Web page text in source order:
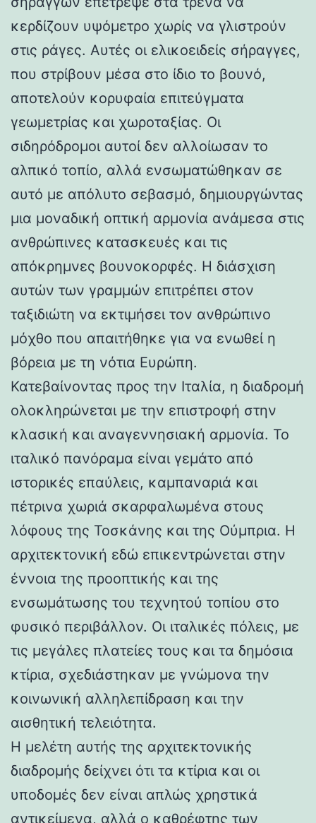
κερδίζουν υψόμετρο χωρίς να γλιστρούν
στις ράγες. Αυτές οι ελικοειδείς σήραγγες,
που στρίβουν μέσα στο ίδιο το βουνό,
αποτελούν κορυφαία επιτεύγματα
γεωμετρίας και χωροταξίας. Οι
σιδηρόδρομοι αυτοί δεν αλλοίωσαν το
αλπικό τοπίο, αλλά ενσωματώθηκαν σε
αυτό με απόλυτο σεβασμό, δημιουργώντας
μια μοναδική οπτική αρμονία ανάμεσα στις
ανθρώπινες κατασκευές και τις
απόκρημνες βουνοκορφές. Η διάσχιση
αυτών των γραμμών επιτρέπει στον
ταξιδιώτη να εκτιμήσει τον ανθρώπινο
μόχθο που απαιτήθηκε για να ενωθεί η
βόρεια με τη νότια Ευρώπη.
Κατεβαίνοντας προς την Ιταλία, η διαδρομή
ολοκληρώνεται με την επιστροφή στην
κλασική και αναγεννησιακή αρμονία. Το
ιταλικό πανόραμα είναι γεμάτο από
ιστορικές επαύλεις, καμπαναριά και
πέτρινα χωριά σκαρφαλωμένα στους
λόφους της Τοσκάνης και της Ούμπρια. Η
αρχιτεκτονική εδώ επικεντρώνεται στην
έννοια της προοπτικής και της
ενσωμάτωσης του τεχνητού τοπίου στο
φυσικό περιβάλλον. Οι ιταλικές πόλεις, με
τις μεγάλες πλατείες τους και τα δημόσια
κτίρια, σχεδιάστηκαν με γνώμονα την
κοινωνική αλληλεπίδραση και την
αισθητική τελειότητα.
Η μελέτη αυτής της αρχιτεκτονικής
διαδρομής δείχνει ότι τα κτίρια και οι
υποδομές δεν είναι απλώς χρηστικά
αντικείμενα, αλλά ο καθρέφτης των